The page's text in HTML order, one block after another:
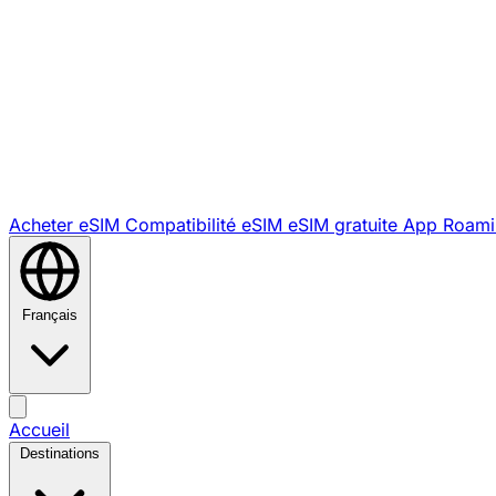
Acheter eSIM Compatibilité eSIM eSIM gratuite App Roami
Français
Accueil
Destinations